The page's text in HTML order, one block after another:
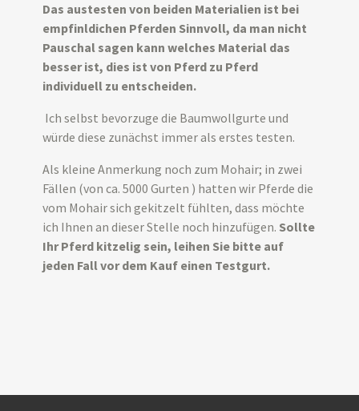
Das austesten von beiden Materialien ist bei
empfinldichen Pferden Sinnvoll, da man nicht
Pauschal sagen kann welches Material das
besser ist, dies ist von Pferd zu Pferd
individuell zu entscheiden.
Ich selbst bevorzuge die Baumwollgurte und
würde diese zunächst immer als erstes testen.
Als kleine Anmerkung noch zum Mohair; in zwei
Fällen (von ca. 5000 Gurten ) hatten wir Pferde die
vom Mohair sich gekitzelt fühlten, dass möchte
ich Ihnen an dieser Stelle noch hinzufügen. Sollte
Ihr Pferd kitzelig sein, leihen Sie bitte auf
jeden Fall vor dem Kauf einen Testgurt.